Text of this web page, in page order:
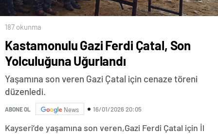
187 okunma
Kastamonulu Gazi Ferdi Çatal, Son
Yolculuğuna Uğurlandı
Yaşamına son veren Gazi Çatal için cenaze töreni
düzenledi.
ABONE OL News 16/01/2026 20:05
Kayseri’de yaşamına son veren,Gazi Ferdi Çatal için İl